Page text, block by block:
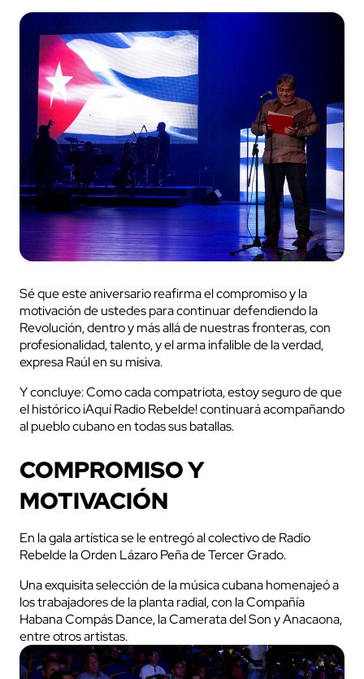
Sé que este aniversario reafirma el compromiso y la
motivación de ustedes para continuar defendiendo la
Revolución, dentro y más allá de nuestras fronteras, con
profesionalidad, talento, y el arma infalible de la verdad,
expresa Raúl en su misiva.
Y concluye: Como cada compatriota, estoy seguro de que
el histórico ¡Aquí Radio Rebelde! continuará acompañando
al pueblo cubano en todas sus batallas.
COMPROMISO Y
MOTIVACIÓN
En la gala artística se le entregó al colectivo de Radio
Rebelde la Orden Lázaro Peña de Tercer Grado.
Una exquisita selección de la música cubana homenajeó a
los trabajadores de la planta radial, con la Compañía
Habana Compás Dance, la Camerata del Son y Anacaona,
entre otros artistas.